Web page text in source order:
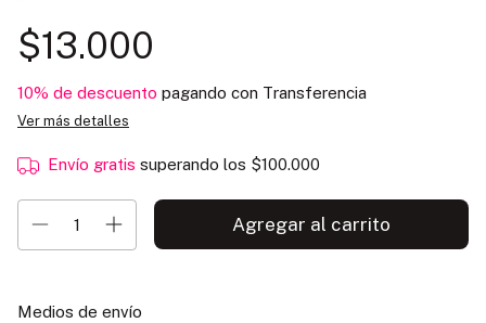
$13.000
10% de descuento pagando con Transferencia
Ver más detalles
Envío gratis superando los $100.000
Entregas para el CP:
Medios de envío